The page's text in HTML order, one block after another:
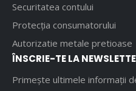
Securitatea contului
Protecția consumatorului
Autorizatie metale pretioase
ÎNSCRIE-TE LA
Primește ultimele informații